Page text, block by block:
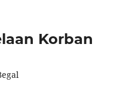
Korban